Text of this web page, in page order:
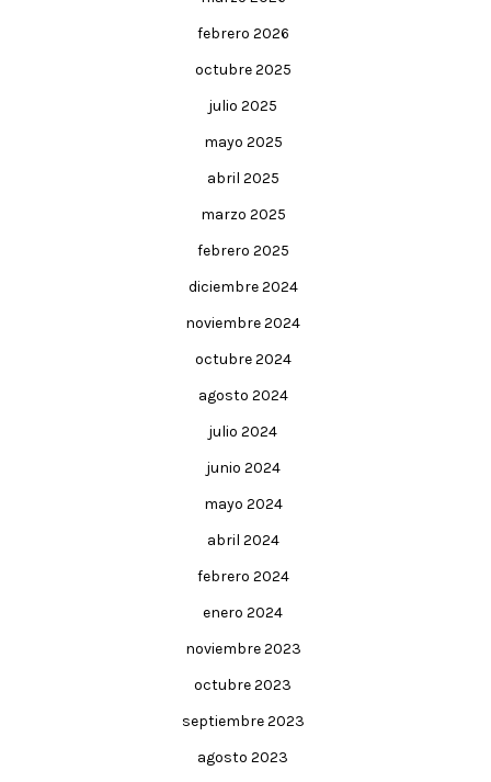
febrero 2026
octubre 2025
julio 2025
mayo 2025
abril 2025
marzo 2025
febrero 2025
diciembre 2024
noviembre 2024
octubre 2024
agosto 2024
julio 2024
junio 2024
mayo 2024
abril 2024
febrero 2024
enero 2024
noviembre 2023
octubre 2023
septiembre 2023
agosto 2023